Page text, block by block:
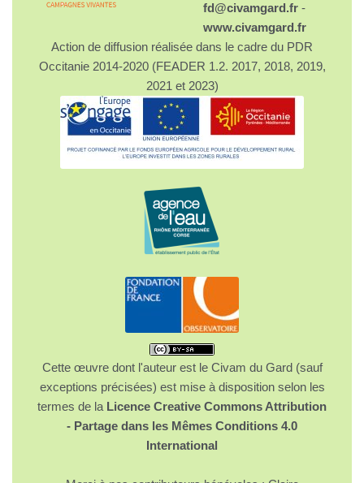
fd@civamgard.fr -
www.civamgard.fr
Action de diffusion réalisée dans le cadre du PDR
Occitanie 2014-2020 (FEADER 1.2. 2017, 2018, 2019,
2021 et 2023)
Cette œuvre dont l'auteur est le Civam du Gard (sauf
exceptions précisées) est mise à disposition selon les
termes de la Licence Creative Commons Attribution
- Partage dans les Mêmes Conditions 4.0
International